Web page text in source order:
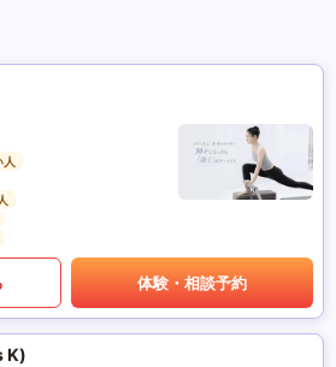
人
体験・相談予約
K)